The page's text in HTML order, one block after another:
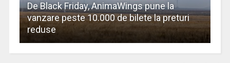
De Black Friday, AnimaWings pune la
vanzare peste 10.000 de bilete la preturi
reduse